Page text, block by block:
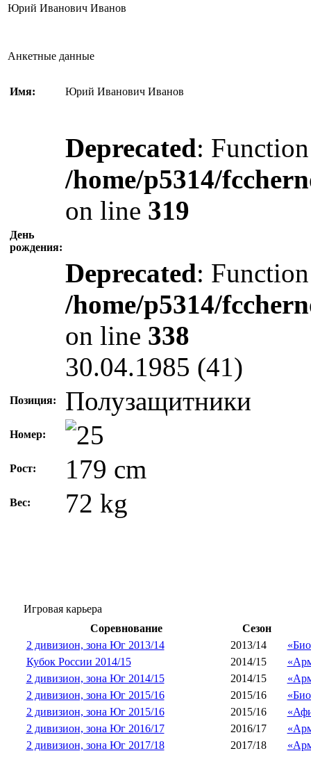
Юрий Иванович Иванов
Анкетные данные
Имя: Юрий Иванович Иванов
День
рождения:
Deprecated:
/home/p5314/
on line 319
Deprecated:
/home/p5314/
on line 338
30.04.1985 (41)
Позиция: Полузащитники
Номер:
Рост: 179 cm
Вес: 72 kg
Игровая карьера
Соревнование
Сезон
2 дивизион, зона Юг 2013/14
2013/14
Кубок России 2014/15
2014/15
2 дивизион, зона Юг 2014/15
2014/15
2 дивизион, зона Юг 2015/16
2015/16
2 дивизион, зона Юг 2015/16
2015/16
2 дивизион, зона Юг 2016/17
2016/17
2 дивизион, зона Юг 2017/18
2017/18